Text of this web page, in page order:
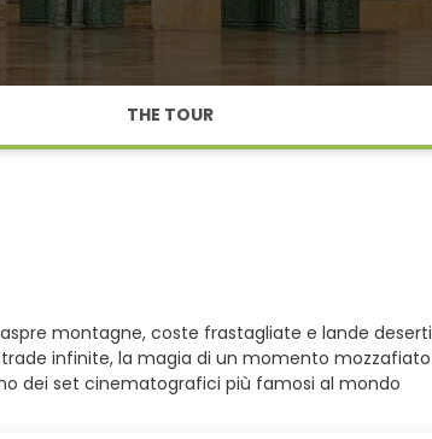
THE TOUR
montagne, coste frastagliate e lande
infinite, la magia di un momento
dei set cinematografici più famosi al mondo